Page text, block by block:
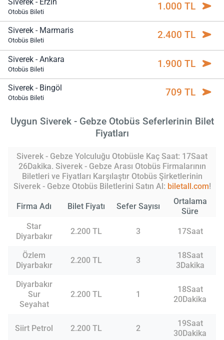
Otobüs Bileti 1.000 TL
Siverek - Marmaris
Otobüs Bileti 2.400 TL
Siverek - Ankara
Otobüs Bileti 1.900 TL
Siverek - Bingöl
Otobüs Bileti 709 TL
Uygun Siverek - Gebze Otobüs Seferlerinin Bilet
Fiyatları
Siverek - Gebze Yolculuğu Otobüsle Kaç Saat: 17Saat
26Dakika. Siverek - Gebze Arası Otobüs Firmalarının
Biletleri ve Fiyatları Karşılaştır Otobüs Şirketlerinin
Siverek - Gebze Otobüs Biletlerini Satın Al: biletall.com!
Firma Adı Bilet Fiyatı Sefer Sayısı
Ortalama
Süre
Star
Diyarbakır
2.200 TL 3 17Saat
Özlem
Diyarbakır
2.200 TL 3
18Saat
3Dakika
Diyarbakır
Sur
Seyahat
2.200 TL 1
18Saat
20Dakika
Siirt Petrol 2.200 TL 2
19Saat
30Dakika